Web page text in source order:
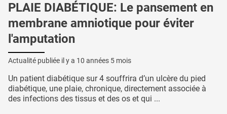
PLAIE DIABÉTIQUE: Le pansement en
membrane amniotique pour éviter
l'amputation
Actualité publiée il y a 10 années 5 mois
Un patient diabétique sur 4 souffrira d’un ulcère du pied
diabétique, une plaie, chronique, directement associée à
des infections des tissus et des os et qui ...